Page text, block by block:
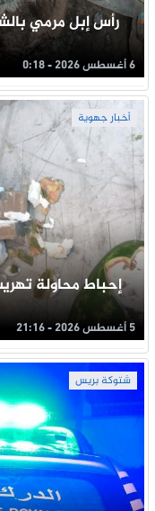
رأس إبل مرمي
6 أغسطس 2026 - 0:18
أخبار جهوية
إحباط محاولة
5 أغسطس 2026 - 21:16
شتوكة بريس